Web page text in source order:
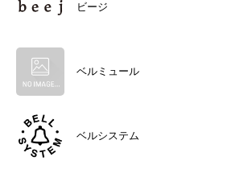
ビージ
ベルミュール
ベルシステム